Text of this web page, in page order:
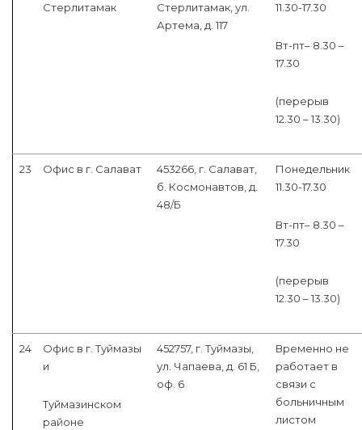
Стерлитамак
Стерлитамак, ул.
Артема, д. 117
11.30-17.30
Вт-пт– 8.30 –
17.30
(перерыв
12.30 – 13.30)
23 Офис в г. Салават
453266, г. Салават,
б. Космонавтов, д.
48/Б
Понедельник
11.30-17.30
Вт-пт– 8.30 –
17.30
(перерыв
12.30 – 13.30)
24
Офис в г. Туймазы
и
Туймазинском
районе
452757, г. Туймазы,
ул. Чапаева, д. 61 Б,
оф. 6
Временно не
работает в
связи с
больничным
листом